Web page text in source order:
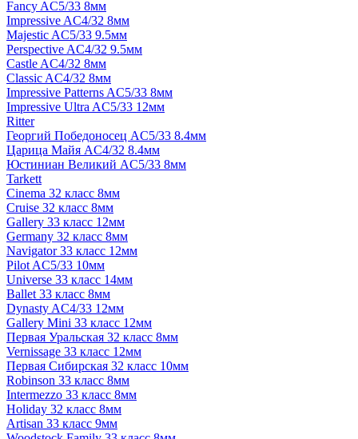
Fancy AC5/33 8мм
Impressive AC4/32 8мм
Majestic AC5/33 9.5мм
Perspective AC4/32 9.5мм
Castle AC4/32 8мм
Classic AC4/32 8мм
Impressive Patterns AC5/33 8мм
Impressive Ultra AC5/33 12мм
Ritter
Георгий Победоносец AC5/33 8.4мм
Царица Майя AC4/32 8.4мм
Юстиниан Великий AC5/33 8мм
Tarkett
Cinema 32 класс 8мм
Cruise 32 класс 8мм
Gallery 33 класс 12мм
Germany 32 класс 8мм
Navigator 33 класс 12мм
Pilot AC5/33 10мм
Universe 33 класс 14мм
Ballet 33 класс 8мм
Dynasty AC4/33 12мм
Gallery Mini 33 класс 12мм
Первая Уральская 32 класс 8мм
Vernissage 33 класс 12мм
Первая Сибирская 32 класс 10мм
Robinson 33 класс 8мм
Intermezzo 33 класс 8мм
Holiday 32 класс 8мм
Artisan 33 класс 9мм